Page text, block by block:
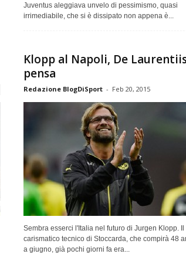
Juventus aleggiava unvelo di pessimismo, quasi
irrimediabile, che si è dissipato non appena è...
Klopp al Napoli, De
pensa
Redazione BlogDiSport - Feb 20, 2015
Sembra esserci l'Italia nel futuro di Jurgen Klopp. Il
carismatico tecnico di Stoccarda, che compirà 48
a giugno, già pochi giorni fa era...